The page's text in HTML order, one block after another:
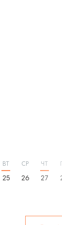
ВТ
25
СР
26
ЧТ
27